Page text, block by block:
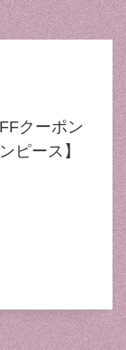
クーポン
ピース】